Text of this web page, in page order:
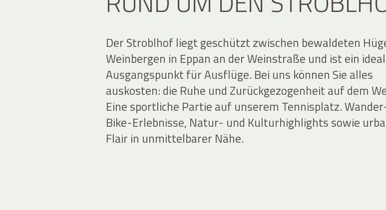
Der Stroblhof liegt geschützt zwischen bewaldeten
Weinbergen in Eppan an der Weinstraße und ist ein
Ausgangspunkt für Ausflüge. Bei uns können Sie alles
auskosten: die Ruhe und Zurückgezogenheit auf dem
Eine sportliche Partie auf unserem Tennisplatz.
Bike-Erlebnisse, Natur- und Kulturhighlights sowie
Flair in unmittelbarer Nähe.